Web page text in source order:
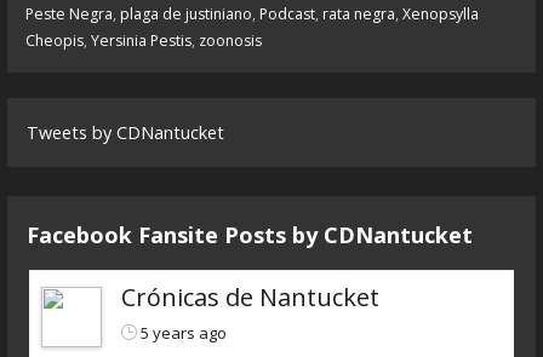
Peste Negra, plaga de justiniano, Podcast, rata negra, Xenopsylla
Cheopis, Yersinia Pestis, zoonosis
Tweets by CDNantucket
Facebook Fansite Posts by ‎CDNantucket
Crónicas de Nantucket
5 years ago